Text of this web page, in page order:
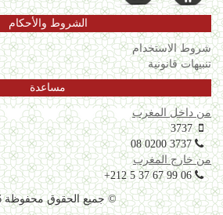
الشروط والأحكام
شروط الاستخدام
تنبيهات قانونية
مساعدة
من داخل المغرب
3737
08 0200 3737
من خارج المغرب
+212 5 37 67 99 06
© جميع الحقوق محفوظة 2026